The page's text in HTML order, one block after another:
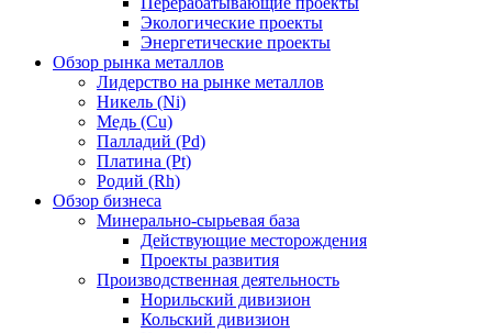
Экологические проекты
Энергетические проекты
Обзор рынка металлов
Лидерство на рынке металлов
Никель (Ni)
Медь (Cu)
Палладий (Pd)
Платина (Pt)
Родий (Rh)
Обзор бизнеса
Минерально-сырьевая база
Действующие месторождения
Проекты развития
Производственная деятельность
Норильский дивизион
Кольский дивизион